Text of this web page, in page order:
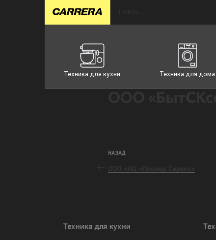
Техника для кухни Техника для дома
НАЗАД
Техника для кухни